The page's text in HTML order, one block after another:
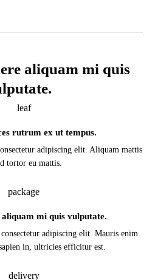
aliquam mi quis
rutrum ex ut tempus.
adipiscing elit. Aliquam mattis
tortor eu mattis.
mi quis vulputate.
adipiscing elit. Mauris enim
in, ultricies efficitur est.